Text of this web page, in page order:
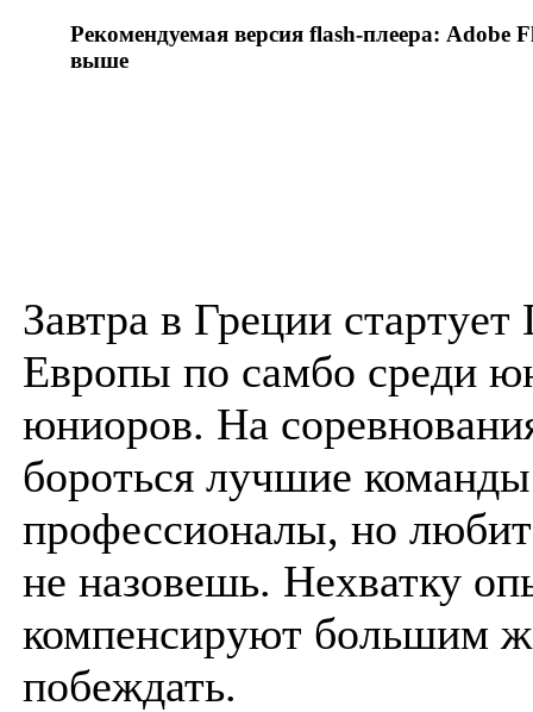
Рекомендуемая версия flash-плеера: Adobe
выше
Завтра в Греции стартует
Европы по самбо среди
юниоров. На
бороться лучшие
профессионалы, но
не назовешь. Нехватку
компенсируют большим
побеждать.